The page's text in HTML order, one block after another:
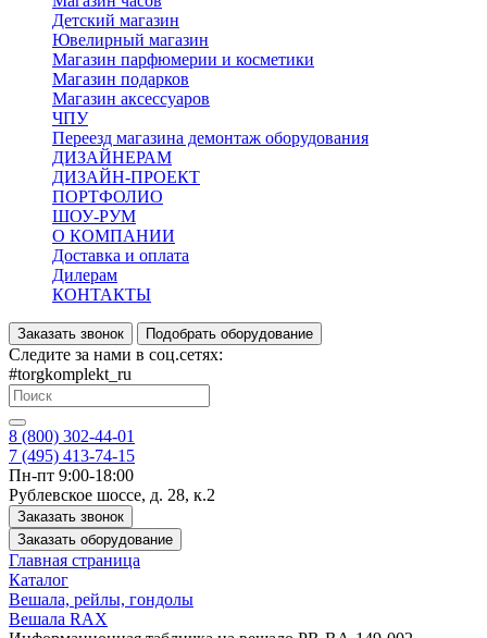
Детский магазин
Ювелирный магазин
Магазин парфюмерии и косметики
Магазин подарков
Магазин аксессуаров
ЧПУ
Переезд магазина демонтаж оборудования
ДИЗАЙНЕРАМ
ДИЗАЙН-ПРОЕКТ
ПОРТФОЛИО
ШОУ-РУМ
О КОМПАНИИ
Доставка и оплата
Дилерам
КОНТАКТЫ
Заказать звонок Подобрать оборудование
Следите за нами в соц.сетях:
#torgkomplekt_ru
8 (800) 302-44-01
7 (495) 413-74-15
Пн-пт 9:00-18:00
Рублевское шоссе, д. 28, к.2
Заказать звонок
Заказать оборудование
Главная страница
Каталог
Вешала, рейлы, гондолы
Вешала RAX